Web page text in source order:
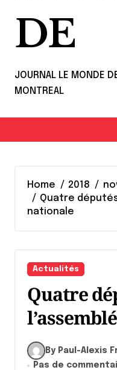
DE
JOURNAL LE MONDE
MONTREAL
Home 2018
Quatre
nationale
Actualités
Quatre
By Paul-Alexis
Pas de